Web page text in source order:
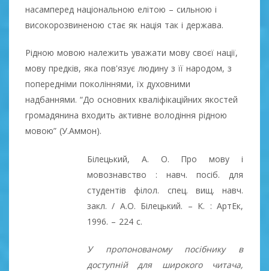
насамперед національною елітою – сильною і
високорозвиненою стає як нація так і держава.
Рідною мовою належить уважати мову своєї нації,
мову предків, яка пов'язує людину з її народом, з
попередніми поколіннями, їх духовними
надбаннями. “До основних кваліфікаційних якостей
громадянина входить активне володіння рідною
мовою” (У.Аммон).
Білецький, А. О. Про мову і
мовознавство : навч. посіб. для
студентів філол. спец. вищ. навч.
закл. / А.О. Білецький. – К. : АртЕк,
1996. – 224 с.
У пропонованому посібнику в
доступній для широкого читача,